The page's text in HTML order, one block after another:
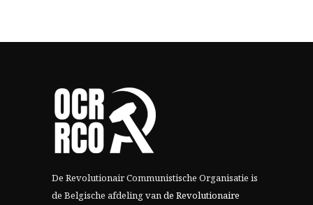
De Revolutionair Communistische Organisatie is
de Belgische afdeling vande Revolutionaire